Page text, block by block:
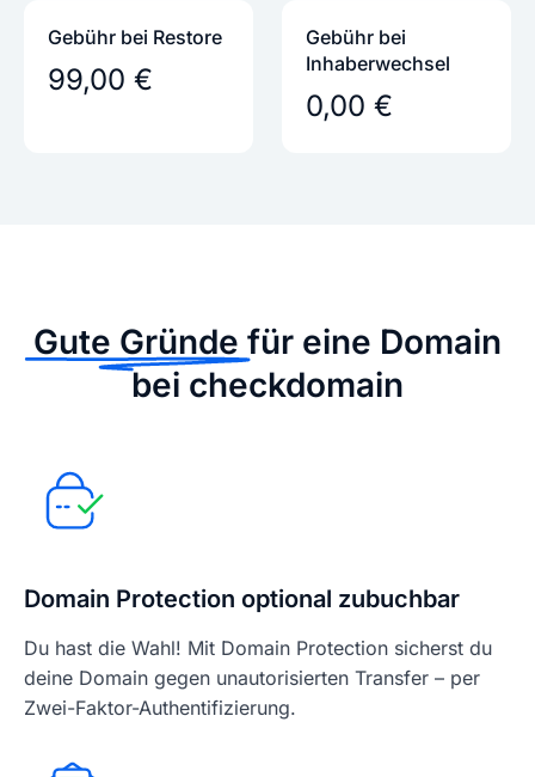
Gebühr bei Restore
99,00 €
Gebühr bei
Inhaber­wechsel
0,00 €
Gute Gründe für eine Domain
bei checkdomain
Domain Protection optional zubuchbar
Du hast die Wahl! Mit Domain Protection sicherst du
deine Domain gegen unautorisierten Transfer – per
Zwei-Faktor-Authentifizierung.